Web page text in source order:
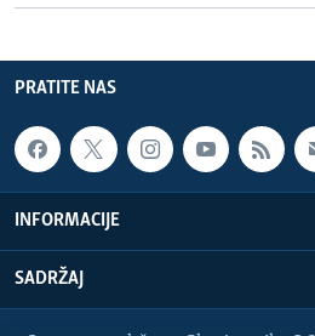
PRATITE NAS
INFORMACIJE
SADRŽAJ